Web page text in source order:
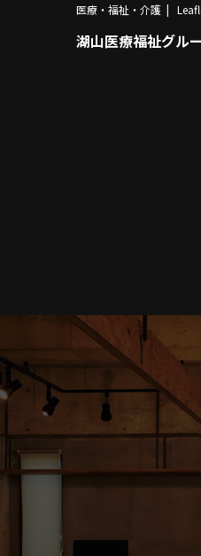
医療・福祉・介護
湖山医療福祉グル